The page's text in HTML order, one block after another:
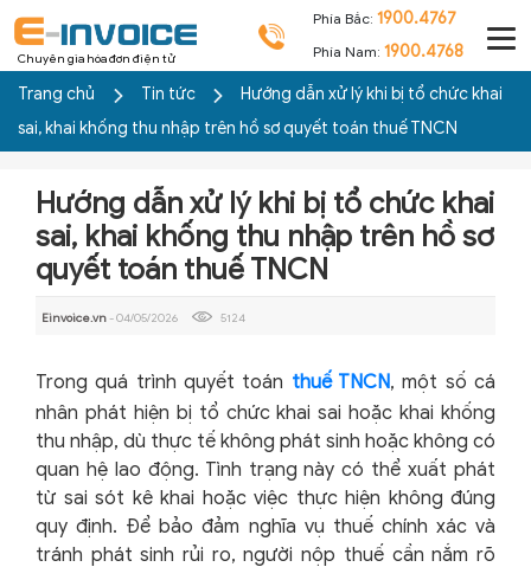
Chuyên gia hóa đơn điện tử
Phía Bắc: 1900.4767
Phía Nam: 1900.4768
Trang chủ Tin tức
Hướng dẫn xử lý khi bị tổ chức khai
sai, khai khống thu nhập trên hồ sơ quyết toán thuế TNCN
Hướng dẫn xử lý khi bị tổ chức khai
sai, khai khống thu nhập trên hồ sơ
quyết toán thuế TNCN
Einvoice.vn- 04/05/2026 5124
Trong quá trình quyết toán thuế TNCN, một số cá
nhân phát hiện bị tổ chức khai sai hoặc khai khống
thu nhập, dù thực tế không phát sinh hoặc không có
quan hệ lao động. Tình trạng này có thể xuất phát
từ sai sót kê khai hoặc việc thực hiện không đúng
quy định. Để bảo đảm nghĩa vụ thuế chính xác và
tránh phát sinh rủi ro, người nộp thuế cần nắm rõ